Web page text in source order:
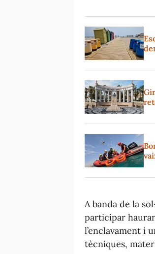
A banda de la
participar
l’enclavament i
tècniques,